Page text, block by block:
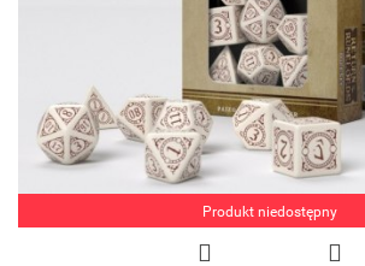
Produkt niedostępny